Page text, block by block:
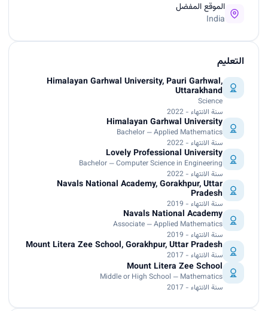
الموقع المفضل
India
التعليم
Himalayan Garhwal University, Pauri Garhwal,
Uttarakhand
Science
سنة الانتهاء - 2022
Himalayan Garhwal University
Bachelor — Applied Mathematics
سنة الانتهاء - 2022
Lovely Professional University
Bachelor — Computer Science in Engineering
سنة الانتهاء - 2022
Navals National Academy, Gorakhpur, Uttar
Pradesh
سنة الانتهاء - 2019
Navals National Academy
Associate — Applied Mathematics
سنة الانتهاء - 2019
Mount Litera Zee School, Gorakhpur, Uttar Pradesh
سنة الانتهاء - 2017
Mount Litera Zee School
Middle or High School — Mathematics
سنة الانتهاء - 2017